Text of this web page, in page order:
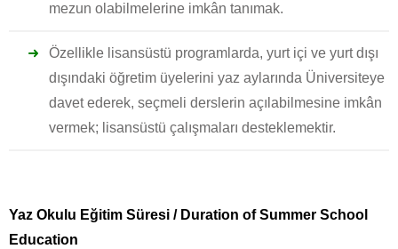
mezun olabilmelerine imkân tanımak.
Özellikle lisansüstü programlarda, yurt içi ve yurt dışı
dışındaki öğretim üyelerini yaz aylarında Üniversiteye
davet ederek, seçmeli derslerin açılabilmesine imkân
vermek; lisansüstü çalışmaları desteklemektir.
Yaz Okulu Eğitim Süresi / Duration of Summer School
Education